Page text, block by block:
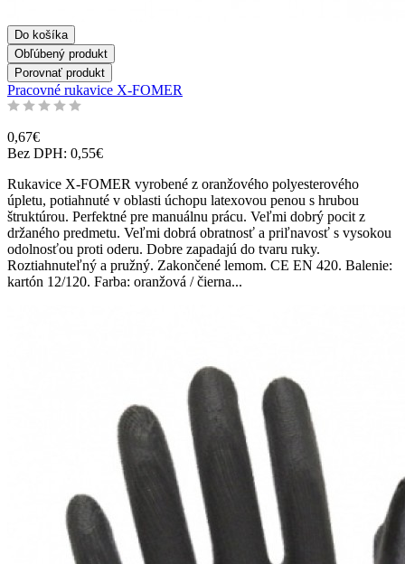
Do košíka
Obľúbený produkt
Porovnať produkt
Pracovné rukavice X-FOMER
0,67€
Bez DPH: 0,55€
Rukavice X-FOMER vyrobené z oranžového polyesterového
úpletu, potiahnuté v oblasti úchopu latexovou penou s hrubou
štruktúrou. Perfektné pre manuálnu prácu. Veľmi dobrý pocit z
držaného predmetu. Veľmi dobrá obratnosť a priľnavosť s vysokou
odolnosťou proti oderu. Dobre zapadajú do tvaru ruky.
Roztiahnuteľný a pružný. Zakončené lemom. CE EN 420. Balenie:
kartón 12/120. Farba: oranžová / čierna...